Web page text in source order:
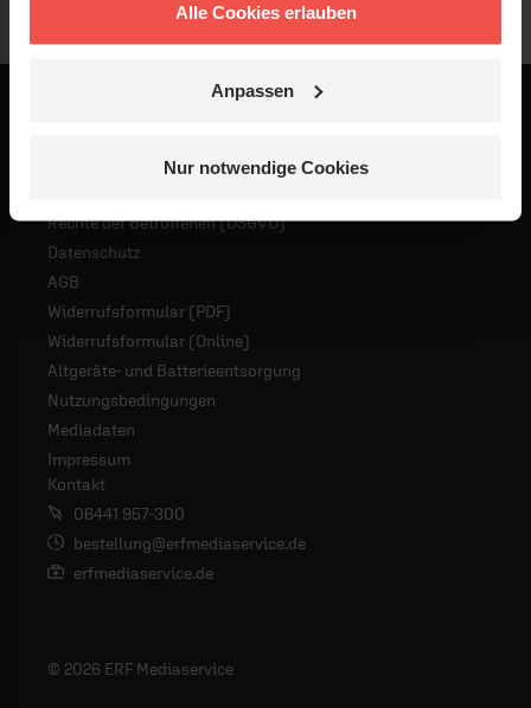
Alle Cookies erlauben
Anpassen
Nur notwendige Cookies
Rechte der Betroffenen (DSGVO)
Datenschutz
AGB
Widerrufsformular (PDF)
Widerrufsformular (Online)
Altgeräte- und Batterieentsorgung
Nutzungsbedingungen
Mediadaten
Impressum
Kontakt
06441 957-300
bestellung@erfmediaservice.de
erfmediaservice.de
© 2026 ERF Mediaservice